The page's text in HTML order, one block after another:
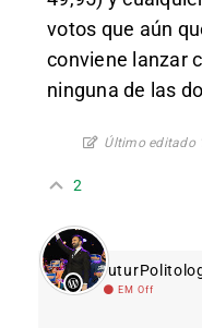
votos que aún
conviene lanzar
ninguna de las
Último editado
2
EM Off